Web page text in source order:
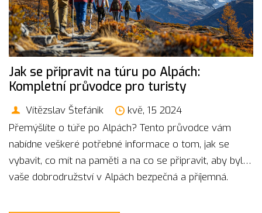
Jak se připravit na túru po Alpách:
Kompletní průvodce pro turisty
Vítězslav Štefánik
kvě, 15 2024
Přemýšlíte o túře po Alpách? Tento průvodce vám
nabídne veškeré potřebné informace o tom, jak se
vybavit, co mít na paměti a na co se připravit, aby byla
vaše dobrodružství v Alpách bezpečná a příjemná.